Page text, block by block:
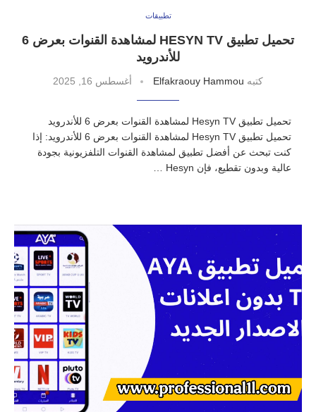
تطبيقات
تحميل تطبيق HESYN TV لمشاهدة القنوات بعرض 6
للأندرويد
كتبه Elfakraouy Hammou أغسطس 16, 2025
تحميل تطبيق Hesyn TV لمشاهدة القنوات بعرض 6 للأندرويد
تحميل تطبيق Hesyn TV لمشاهدة القنوات بعرض 6 للأندرويد: إذا
كنت تبحث عن أفضل تطبيق لمشاهدة القنوات التلفزيونية بجودة
عالية وبدون تقطيع، فإن Hesyn …